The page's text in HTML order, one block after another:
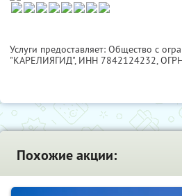
Услуги предоставляет: Общество с
"КАРЕЛИЯГИД", ИНН 7842124232,
Похожие акции: